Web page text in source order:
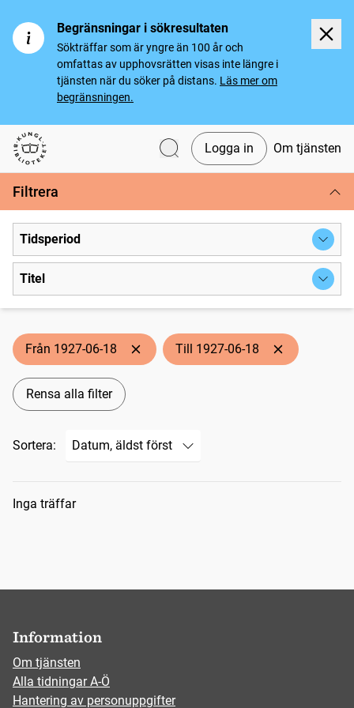
Begränsningar i sökresultaten
Sökträffar som är yngre än 100 år och
omfattas av upphovsrätten visas inte längre i
tjänsten när du söker på distans. Läs mer om
begränsningen.
Svenska tidningar
Logga in Om tjänsten
Filtrera
Tidsperiod
Titel
Från 1927-06-18 Till 1927-06-18
Rensa alla filter
Sortera:
Sökresultat
Inga träffar
Information
Om tjänsten
Alla tidningar A-Ö
Hantering av personuppgifter